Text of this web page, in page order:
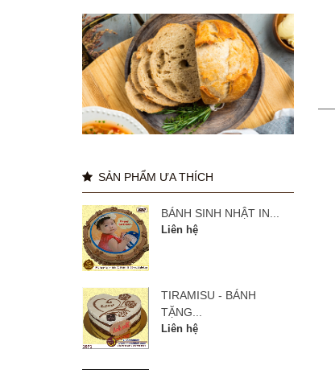
SẢN PHẨM ƯA THÍCH
BÁNH SINH NHẬT IN...
Liên hệ
TIRAMISU - BÁNH
TẶNG...
Liên hệ